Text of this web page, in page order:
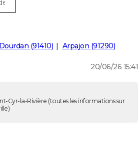
Dourdan (91410) Arpajon (91290)
20/06/26 15:41
Cyr-la-Rivière (toutes les informations sur